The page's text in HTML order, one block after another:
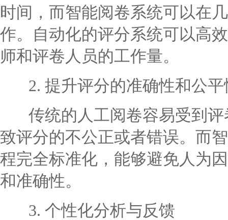
时间，而智能阅卷系统可以在
作。自动化的评分系统可以高
师和评卷人员的工作量。
2. 提升评分的准确性和公平
传统的人工阅卷容易受到评
致评分的不公正或者错误。而
程完全标准化，能够避免人为
和准确性。
3. 个性化分析与反馈